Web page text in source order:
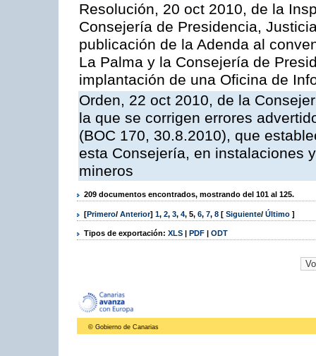
Resolución, 20 oct 2010, de la
Consejería de Presidencia,
publicación de la Adenda al
La Palma y la Consejería de
implantación de una Oficina de
Orden, 22 oct 2010, de la
la que se corrigen errores
(BOC 170, 30.8.2010), que
esta Consejería, en instalaciones
mineros
209 documentos encontrados, mostrando del 101 al 125.
[Primero/ Anterior] 1, 2, 3, 4, 5, 6, 7, 8 [ Siguiente/ Último ]
Tipos de exportación: XLS | PDF | ODT
© Gobierno de Canarias